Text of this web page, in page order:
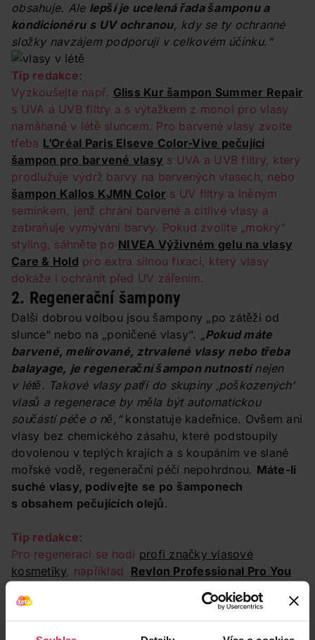
obsahuje. Ale lepší je ucelená řada šamponu a
kondicionéru s UV ochranou, kdy se ty ochranné
složky navzájem podporují v celkovém účinku.“
Tip redakce:
Vyzkoušejte např. Gliss Kur šampon Summer Repair
s UVA a UVB filtry a s výtažkem z monoi pro vlasy
namáhané v létě sluncem. Pro barvené vlasy zvolte
třeba L’Oréal Paris Elseve Color-Vive pečující
šampon pro barvené vlasy s UVA a UVB filtry, který
prodlužuje výdrž barvy na barvených vlasech, nebo
šampon Kallos KJMN Color s UV filtry a lněným
semínkem, jenž chrání barvené a citlivé vlasy a
zabraňuje vymývání barvy. Pokud zvolíte „mokrý“
styling, sáhněte po NIVEA Výživném gelu na vlasy
Care & Hold pro extra silnou fixaci, který vlasy
dokáže i ochránit před UV zářením.
2. Regenerační šampony
Další dobrou volbou jsou šampony „po zátěži od
slunce“ nebo na „poničené vlasy“. „Pokud máte
barvené, melírované, ztrvalené vlasy nebo třeba
balayage, je regenerační šampon nutnostínejen
v létě. Takové vlasy patří do skupiny ‚poškozených‘
vlasů a regenerace by měla být automatickou
součástí péče o ně,“ konstatuje kadeřnice. Ovšem ani
vlasy bez chemického zásahu, které podstoupily
dovolenou v teplých krajích a s koupáním ve slané
mořské vodě, regenerační péčí nepohrdnou. Máte-li
suché vlasy, podívejte se po šamponech
s obsahem pečujících olejů.
Tip redakce:
Pro regeneraci se hodí profi značky vlasové
kosmetiky, například Revlon Professional Pro You
John Frieda
Frizz Ease Miraculous Recovery Obnovující